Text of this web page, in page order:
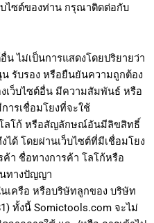
บไซต์ของท่าน กรุณาติดต่อกับ
น ไม่เป็นการแสดงโดยปริยายว่า
รับรอง หรือยืนยันความถูกต้อง
เว็บไซต์อื่น มีความสัมพันธ์ หรือ
ารเชื่อมโยงที่จะใช้
โลโก้ หรือสัญลักษณ์อันมีลิขสิทธิ์
ได้ โดยผ่านเว็บไซต์ที่มีเชื่อมโยง
า ชื่อทางการค้า โลโก้หรือ
ทางปัญญา
เครือ หรือบริษัทลูกของ บริษัท
ทั้งนี้ Somictools.com จะไม่